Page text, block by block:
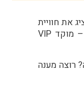
את חוויית
השירות של מותג אפריליה – מוקד VIP
רוצה מענה